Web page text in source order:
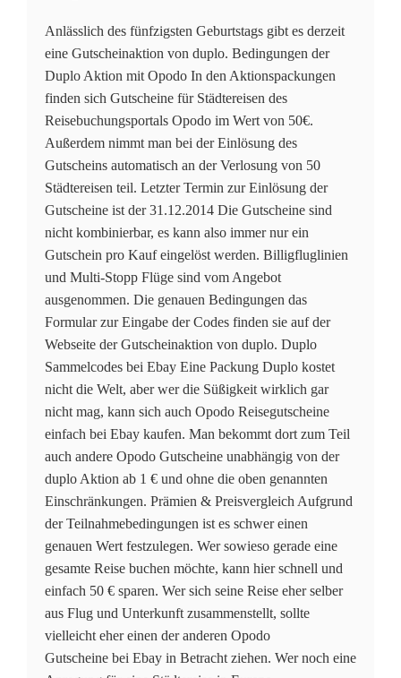
Anlässlich des fünfzigsten Geburtstags gibt es derzeit
eine Gutscheinaktion von duplo. Bedingungen der
Duplo Aktion mit Opodo In den Aktionspackungen
finden sich Gutscheine für Städtereisen des
Reisebuchungsportals Opodo im Wert von 50€.
Außerdem nimmt man bei der Einlösung des
Gutscheins automatisch an der Verlosung von 50
Städtereisen teil. Letzter Termin zur Einlösung der
Gutscheine ist der 31.12.2014 Die Gutscheine sind
nicht kombinierbar, es kann also immer nur ein
Gutschein pro Kauf eingelöst werden. Billigfluglinien
und Multi-Stopp Flüge sind vom Angebot
ausgenommen. Die genauen Bedingungen das
Formular zur Eingabe der Codes finden sie auf der
Webseite der Gutscheinaktion von duplo. Duplo
Sammelcodes bei Ebay Eine Packung Duplo kostet
nicht die Welt, aber wer die Süßigkeit wirklich gar
nicht mag, kann sich auch Opodo Reisegutscheine
einfach bei Ebay kaufen. Man bekommt dort zum Teil
auch andere Opodo Gutscheine unabhängig von der
duplo Aktion ab 1 € und ohne die oben genannten
Einschränkungen. Prämien & Preisvergleich Aufgrund
der Teilnahmebedingungen ist es schwer einen
genauen Wert festzulegen. Wer sowieso gerade eine
gesamte Reise buchen möchte, kann hier schnell und
einfach 50 € sparen. Wer sich seine Reise eher selber
aus Flug und Unterkunft zusammenstellt, sollte
vielleicht eher einen der anderen Opodo
Gutscheine bei Ebay in Betracht ziehen. Wer noch eine